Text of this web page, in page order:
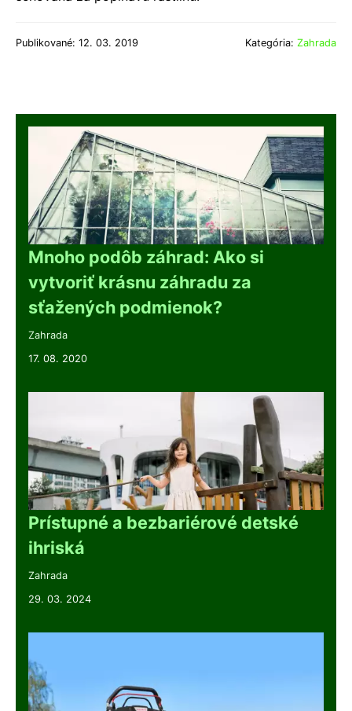
Publikované: 12. 03. 2019 Kategória: Zahrada
Mnoho podôb záhrad: Ako si
vytvoriť krásnu záhradu za
sťažených podmienok?
Zahrada
17. 08. 2020
Prístupné a bezbariérové detské
ihriská
Zahrada
29. 03. 2024